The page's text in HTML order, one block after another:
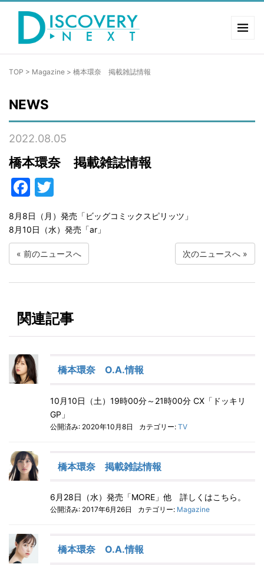
TOP > Magazine > 橋本環奈 掲載雑誌情報
NEWS
2022.08.05
橋本環奈 掲載雑誌情報
Facebook
8月8日（月）発売「ビッグコミックスピリッツ」
8月10日（水）発売「ar」
« 前のニュースへ 次のニュースへ »
関連記事
橋本環奈 O.A.情報
10月10日（土）19時00分～21時00分 CX「ドッキリ
GP」
公開済み: 2020年10月8日 カテゴリー: TV
橋本環奈 掲載雑誌情報
6月28日（水）発売「MORE」他 詳しくはこちら。
公開済み: 2017年6月26日 カテゴリー: Magazine
橋本環奈 O.A.情報